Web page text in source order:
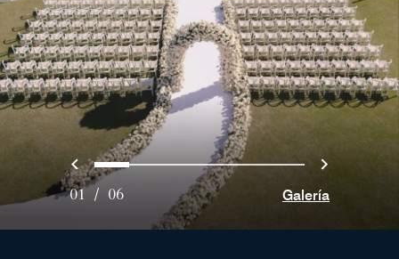
Anterior
0 1 2 3 4 5
01 / 06 Galería